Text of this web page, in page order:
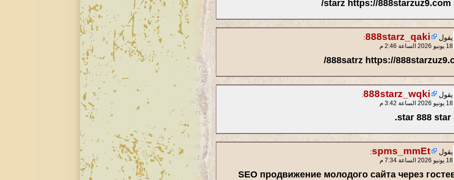
يقول 888starz_qaki
:
18 يونيو 2026 الساعة 2:46 م
888satrz https://
يقول 888starz_wqki
:
18 يونيو 2026 الساعة 3:42 م
star 888 star
يقول spms_mmEt
:
18 يونيو 2026 الساعة 7:34 م
SEO продвижение молодого сайта через